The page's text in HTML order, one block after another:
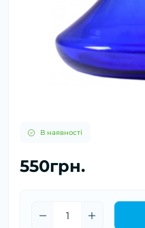
В наявності
550грн.